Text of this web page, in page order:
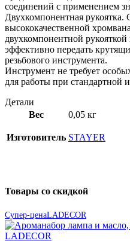
соединений с применением
Двухкомпонентная рукоятка.
высококачественной
двухкомпонентной
эффективно передать
резьбового инструмента.
Инструмент не требует
для работы при стандартной
Детали
Вес
0,05 кг
Изготовитель STAYER
Товары со скидкой
Супер-ценаLADECOR